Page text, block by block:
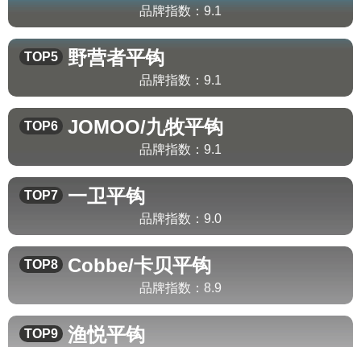
品牌指数： 9.1
TOP5 野营者平钩
品牌指数： 9.1
TOP6 JOMOO/九牧平钩
品牌指数： 9.1
TOP7 一卫平钩
品牌指数： 9.0
TOP8 Cobbe/卡贝平钩
品牌指数： 8.9
TOP9 渔悦平钩